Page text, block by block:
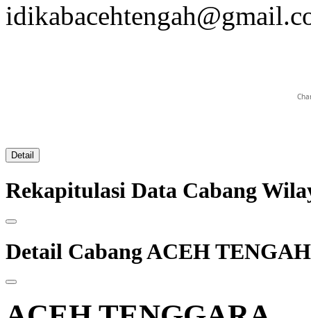
Detail
Rekapitulasi Data Cabang
Detail Cabang ACEH TENGAH